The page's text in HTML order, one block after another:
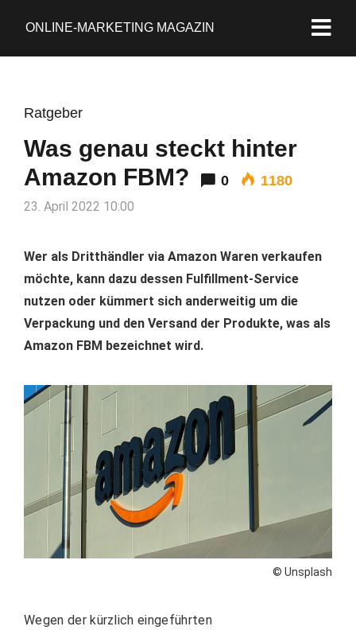
ONLINE-MARKETING MAGAZIN
Ratgeber
Was genau steckt hinter
Amazon FBM?
0 1180
23. April 2022 10:00
Wer als Dritthändler via Amazon Waren verkaufen
möchte, kann dazu dessen Fulfillment-Service
nutzen oder kümmert sich anderweitig um die
Verpackung und den Versand der Produkte, was als
Amazon FBM bezeichnet wird.
© Unsplash
Wegen der kürzlich eingeführten